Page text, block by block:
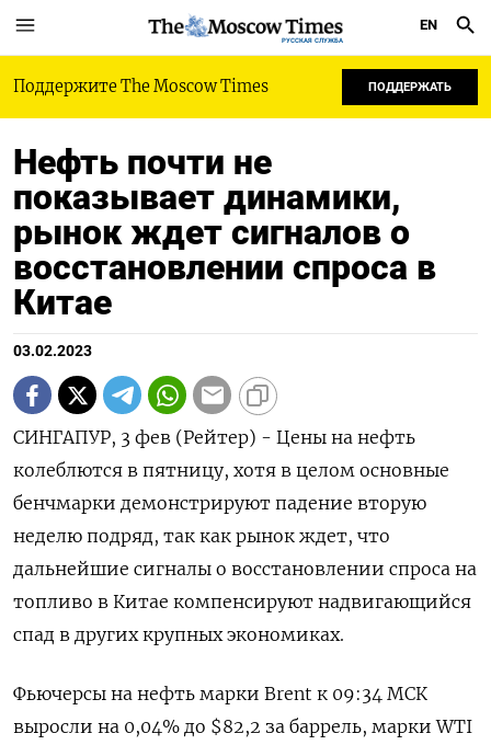
РУССКАЯ СЛУЖБА
EN
Поддержите The Moscow Times ПОДДЕРЖАТЬ
Нефть почти не
показывает динамики,
рынок ждет сигналов о
восстановлении спроса в
Китае
03.02.2023
СИНГАПУР, 3 фев (Рейтер) - Цены на нефть
колеблются в пятницу, хотя в целом основные
бенчмарки демонстрируют падение вторую
неделю подряд, так как рынок ждет, что
дальнейшие сигналы о восстановлении спроса на
топливо в Китае компенсируют надвигающийся
спад в других крупных экономиках.
Фьючерсы на нефть марки Brent к 09:34 МСК
выросли на 0,04% до $82,2 за баррель, марки WTI